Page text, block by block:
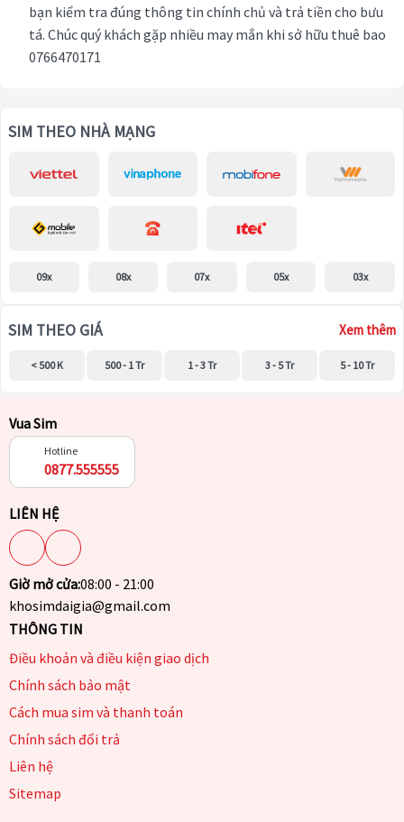
bạn kiểm tra đúng thông tin chính chủ và trả tiền cho bưu
tá. Chúc quý khách gặp nhiều may mắn khi sở hữu thuê bao
0766470171
SIM THEO NHÀ MẠNG
09x 08x 07x 05x 03x
SIM THEO GIÁ Xem thêm
< 500 K 500 - 1 Tr 1 - 3 Tr 3 - 5 Tr 5 - 10 Tr
Vua Sim
Hotline
0877.555555
LIÊN HỆ
Giờ mở cửa:08:00 - 21:00
khosimdaigia@gmail.com
THÔNG TIN
Điều khoản và điều kiện giao dịch
Chính sách bảo mật
Cách mua sim và thanh toán
Chính sách đổi trả
Liên hệ
Sitemap